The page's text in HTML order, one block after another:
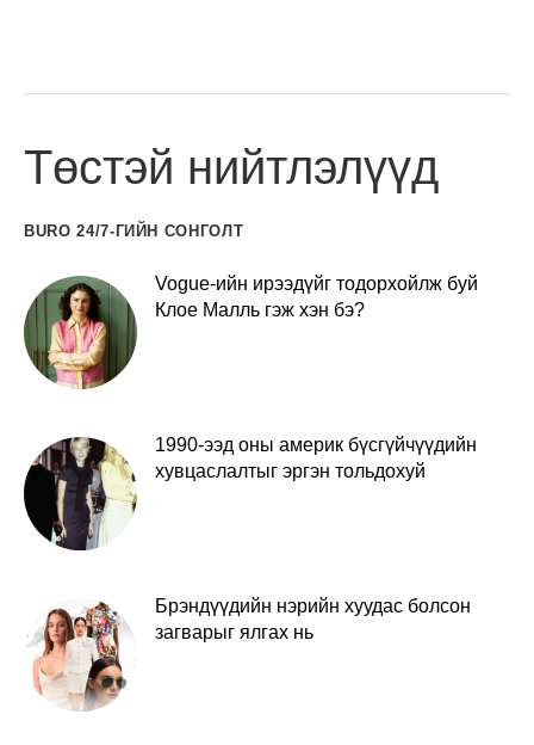
Төстэй нийтлэлүүд
BURO 24/7-ГИЙН СОНГОЛТ
Vogue-ийн ирээдүйг тодорхойлж буй
Клое Малль гэж хэн бэ?
1990-ээд оны америк бүсгүйчүүдийн
хувцаслалтыг эргэн тольдохуй
Брэндүүдийн нэрийн хуудас болсон
загварыг ялгах нь